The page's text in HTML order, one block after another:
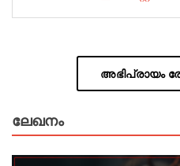
അഭിപ്രായം
ലേഖനം